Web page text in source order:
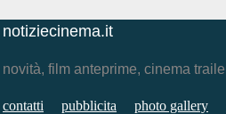
notiziecinema.it
novità, film anteprime, cinema
contatti pubblicita photo gallery